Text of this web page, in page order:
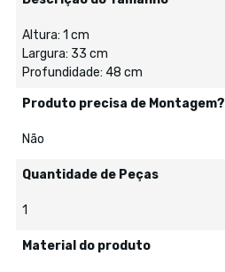
Altura: 1 cm
Largura: 33 cm
Profundidade: 48 cm
Produto precisa de Montagem?
Não
Quantidade de Peças
1
Material do produto